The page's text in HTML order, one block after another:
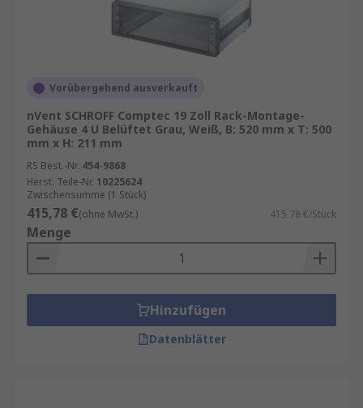
Vorübergehend ausverkauft
nVent SCHROFF Comptec 19 Zoll Rack-Montage-
Gehäuse 4 U Belüftet Grau, Weiß, B: 520 mm x T: 500
mm x H: 211 mm
RS Best.-Nr. 454-9868
Herst. Teile-Nr. 10225624
Zwischensumme (1 Stück)
415,78 €(ohne MwSt.) 415,78 €/Stück
Menge
Hinzufügen
Datenblätter